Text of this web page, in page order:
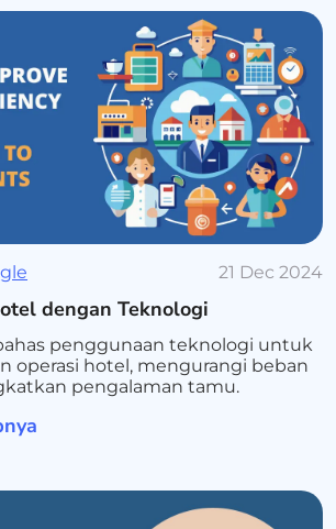
21 Dec 2024
dengan Teknologi
penggunaan teknologi untuk
operasi hotel, mengurangi beban
pengalaman tamu.